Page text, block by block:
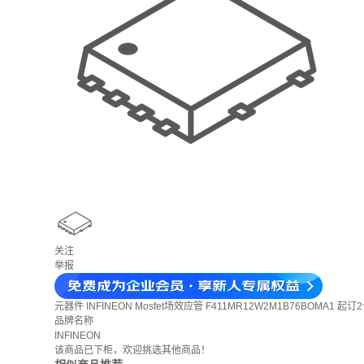
关注
举报
元器件 INFINEON Mosfet场效应管 F411MR12W2M1B76BOMA1 起订
品牌名称
INFINEON
该商品已下柜，欢迎挑选其他商品！